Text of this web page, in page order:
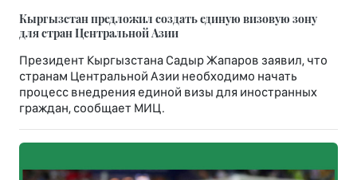
Кыргызстан предложил создать единую визовую зону
для стран Центральной Азии
Президент Кыргызстана Садыр Жапаров заявил, что
странам Центральной Азии необходимо начать
процесс внедрения единой визы для иностранных
граждан, сообщает МИЦ.